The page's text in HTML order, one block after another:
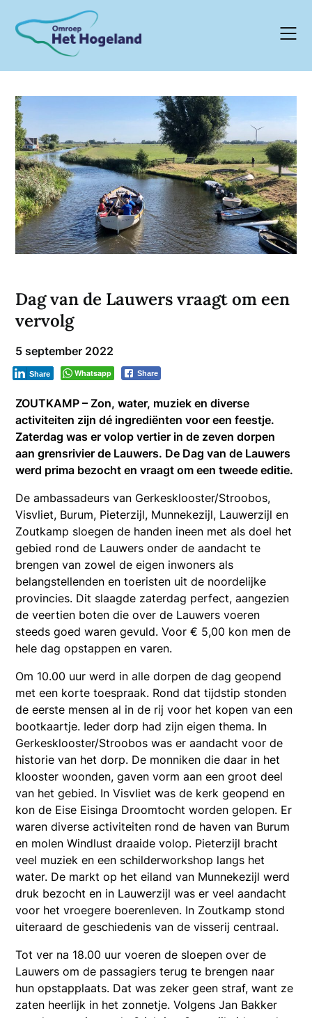
content
Dag van de Lauwers vraagt om een
vervolg
5 september 2022
Whatsapp Share
Share
ZOUTKAMP – Zon, water, muziek en diverse
activiteiten zijn dé ingrediënten voor een feestje.
Zaterdag was er volop vertier in de zeven dorpen
aan grensrivier de Lauwers. De Dag van de Lauwers
werd prima bezocht en vraagt om een tweede editie.
De ambassadeurs van Gerkesklooster/Stroobos,
Visvliet, Burum, Pieterzijl, Munnekezijl, Lauwerzijl en
Zoutkamp sloegen de handen ineen met als doel het
gebied rond de Lauwers onder de aandacht te
brengen van zowel de eigen inwoners als
belangstellenden en toeristen uit de noordelijke
provincies. Dit slaagde zaterdag perfect, aangezien
de veertien boten die over de Lauwers voeren
steeds goed waren gevuld. Voor € 5,00 kon men de
hele dag opstappen en varen.
Om 10.00 uur werd in alle dorpen de dag geopend
met een korte toespraak. Rond dat tijdstip stonden
de eerste mensen al in de rij voor het kopen van een
bootkaartje. Ieder dorp had zijn eigen thema. In
Gerkesklooster/Stroobos was er aandacht voor de
historie van het dorp. De monniken die daar in het
klooster woonden, gaven vorm aan een groot deel
van het gebied. In Visvliet was de kerk geopend en
kon de Eise Eisinga Droomtocht worden gelopen. Er
waren diverse activiteiten rond de haven van Burum
en molen Windlust draaide volop. Pieterzijl bracht
veel muziek en een schilderworkshop langs het
water. De markt op het eiland van Munnekezijl werd
druk bezocht en in Lauwerzijl was er veel aandacht
voor het vroegere boerenleven. In Zoutkamp stond
uiteraard de geschiedenis van de visserij centraal.
Tot ver na 18.00 uur voeren de sloepen over de
Lauwers om de passagiers terug te brengen naar
hun opstapplaats. Dat was zeker geen straf, want ze
zaten heerlijk in het zonnetje. Volgens Jan Bakker